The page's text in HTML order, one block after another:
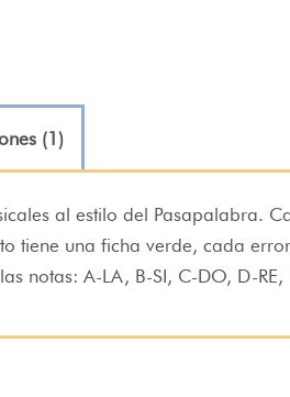
(1)
al estilo del Pasapalabra.
tiene una ficha verde, cada
notas: A-LA, B-SI, C-DO, D-RE,